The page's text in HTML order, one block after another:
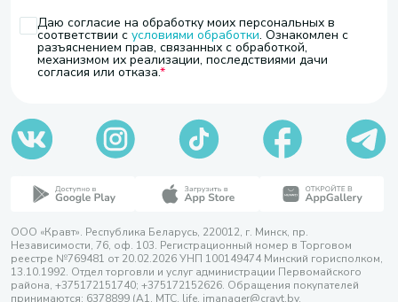
Даю согласие на обработку моих персональных в
соответствии с условиями обработки. Ознакомлен с
разъяснением прав, связанных с обработкой,
механизмом их реализации, последствиями дачи
согласия или отказа.
ООО «Кравт». Республика Беларусь, 220012, г. Минск, пр.
Независимости, 76, оф. 103. Регистрационный номер в Торговом
реестре №769481 от 20.02.2026 УНП 100149474 Минский горисполком,
13.10.1992. Отдел торговли и услуг администрации Первомайского
района, +375172151740; +375172152626. Обращения покупателей
принимаются: 6378899 (А1, МТС, life, imanager@cravt.by.